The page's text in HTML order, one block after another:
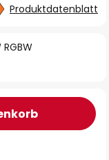
Produktdatenblatt